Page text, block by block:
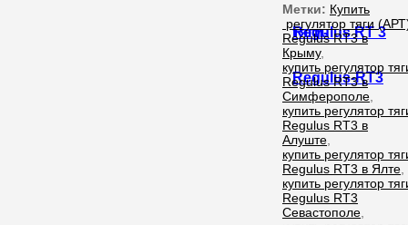
тяги-
Regulus-RT3
Метки: Купить
регулятор тяги
Regulus RT3 в
Крыму,
купить регулятор
Regulus RT3 в
Симферополе
купить регулятор
Regulus RT3 в
Алуште
купить регулятор
Regulus RT3 в Ялте
купить регулятор
Regulus RT3
Севастополе